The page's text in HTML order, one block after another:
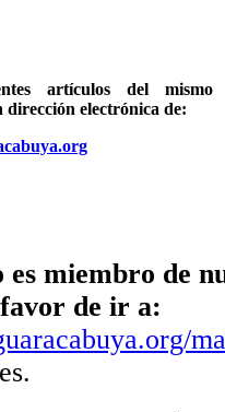
artículos del
electrónica de:
es miembro de
de ir a: